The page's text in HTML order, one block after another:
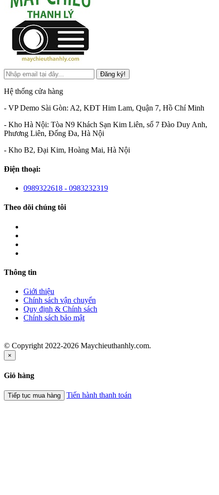
Đăng ký!
Hệ thống cửa hàng
- VP Demo Sài Gòn: A2, KĐT Him Lam, Quận 7, Hồ Chí Minh
- Kho Hà Nội: Tòa N9 Khách Sạn Kim Liên, số 7 Đào Duy Anh,
Phương Liên, Đống Đa, Hà Nội
- Kho B2, Đại Kim, Hoàng Mai, Hà Nội
Điện thoại:
0989322618 - 0983232319
Theo dõi chúng tôi
Thông tin
Giới thiệu
Chính sách vận chuyển
Quy định & Chính sách
Chính sách bảo mật
© Copyright 2022-2026 Maychieuthanhly.com.
×
Giỏ hàng
Tiếp tục mua hàng Tiến hành thanh toán